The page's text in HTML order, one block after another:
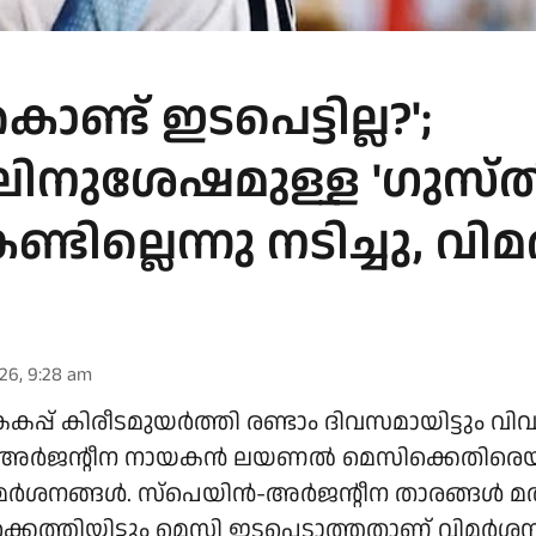
ഇടപെട്ടില്ല?';
നടിച്ചു,
9:28 am
കിരീടമുയർത്തി രണ്ടാം ദിവസമായിട്ടും
അർജന്റീന നായകൻ ലയണൽ
സ്‌പെയിൻ-അർജന്റീന താരങ്ങൾ